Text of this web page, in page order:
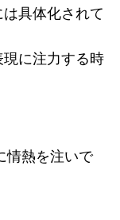
具体化されて
に注力する時
情熱を注いで